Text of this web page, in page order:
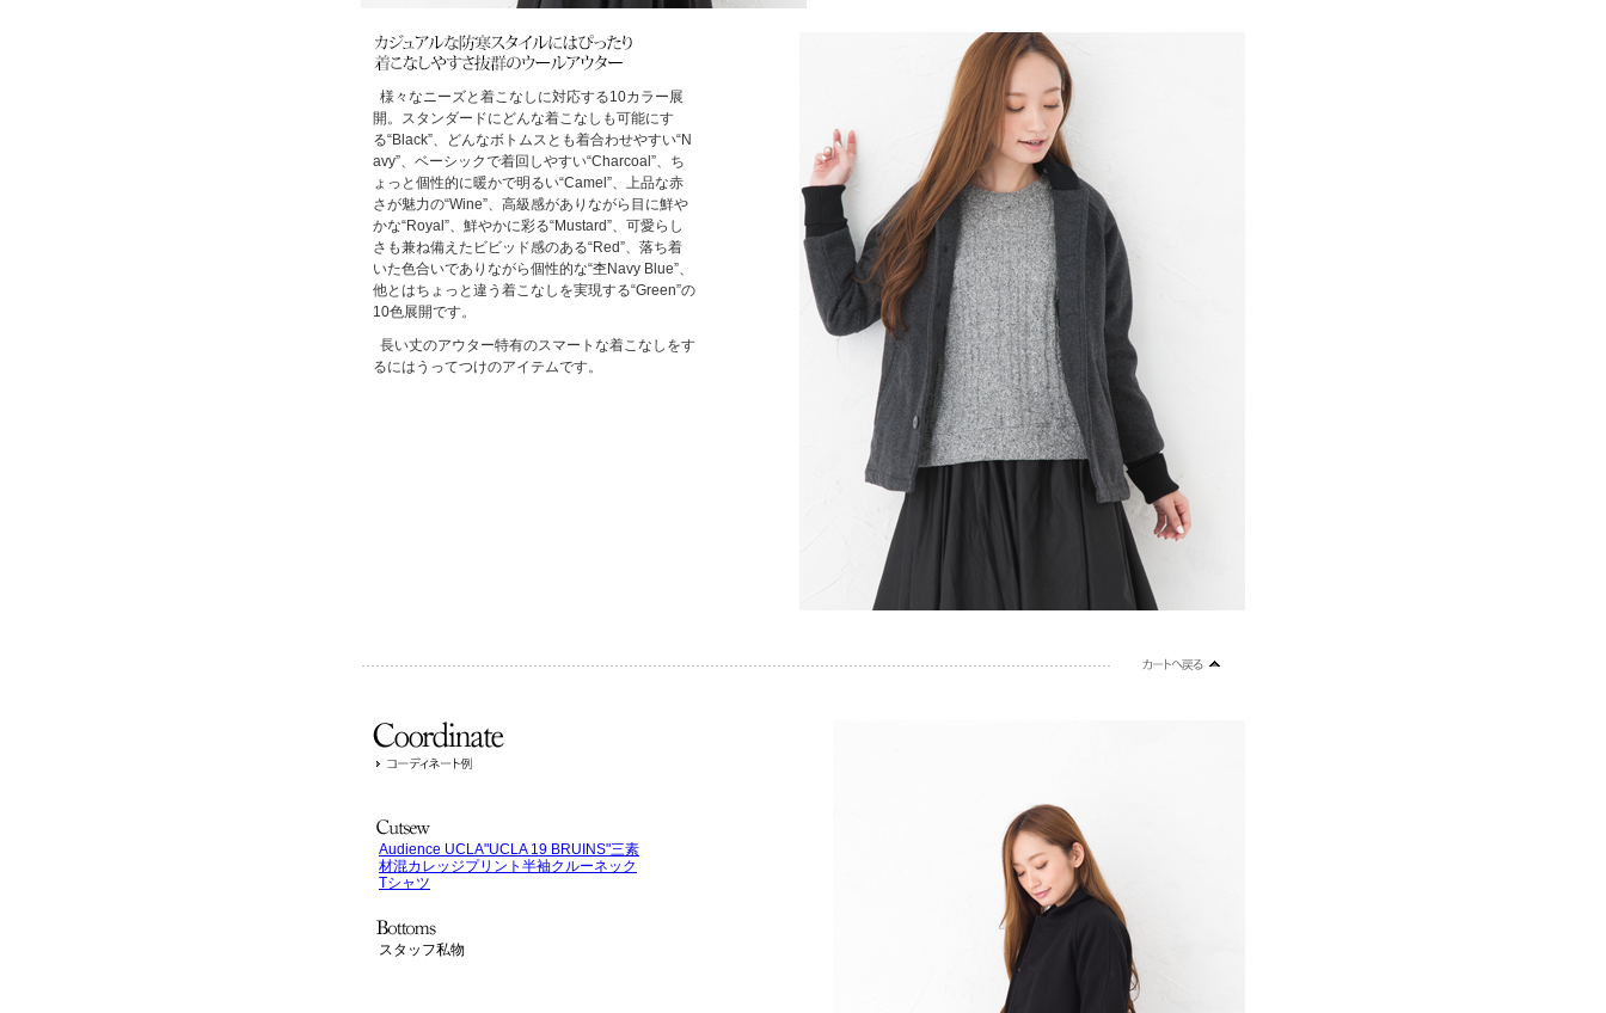
様々なニーズと着こなしに対応する10カラー展
開。スタンダードにどんな着こなしも可能にす
る“Black”、どんなボトムスとも着合わせやすい“N
avy”、ベーシックで着回しやすい“Charcoal”、ち
ょっと個性的に暖かで明るい“Camel”、上品な赤
さが魅力の“Wine”、高級感がありながら目に鮮や
かな“Royal”、鮮やかに彩る“Mustard”、可愛らし
さも兼ね備えたビビッド感のある“Red”、落ち着
いた色合いでありながら個性的な“杢Navy Blue”、
他とはちょっと違う着こなしを実現する“Green”の
10色展開です。
長い丈のアウター特有のスマートな着こなしをす
るにはうってつけのアイテムです。
Audience UCLA"UCLA 19 BRUINS"三素
材混カレッジプリント半袖クルーネック
Tシャツ
スタッフ私物